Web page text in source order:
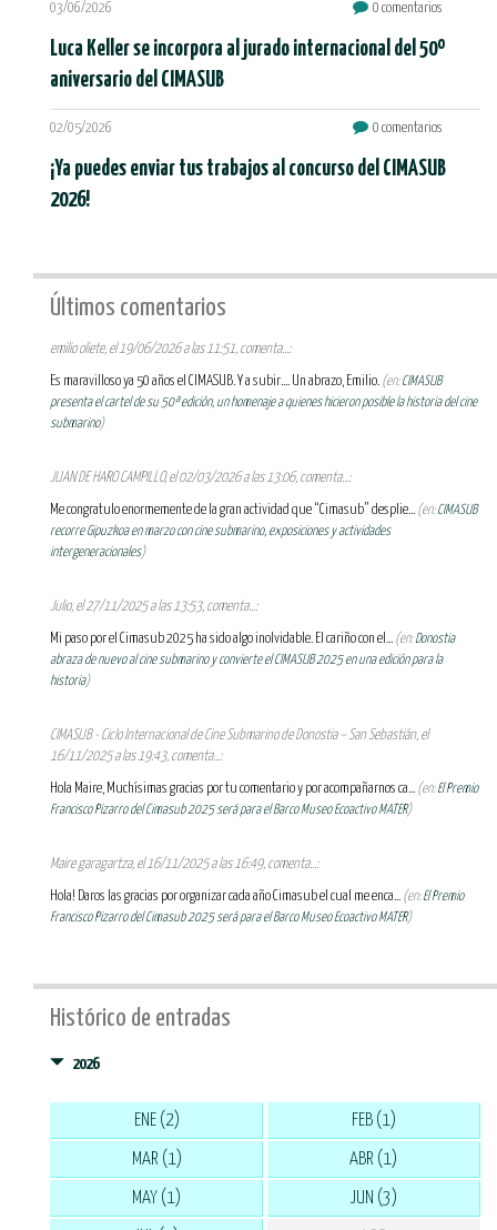
03/06/2026 0 comentarios
Luca Keller se incorpora al jurado internacional del 50º
aniversario del CIMASUB
02/05/2026 0 comentarios
¡Ya puedes enviar tus trabajos al concurso del CIMASUB
2026!
Últimos comentarios
emilio oliete, el 19/06/2026 a las 11:51, comenta...:
Es maravilloso ya 50 años el CIMASUB. Y a subir.... Un abrazo, Emilio. (en:CIMASUB
presenta el cartel de su 50ª edición, un homenaje a quienes hicieron posible la historia del cine
submarino)
JUAN DE HARO CAMPILLO, el 02/03/2026 a las 13:06, comenta...:
Me congratulo enormemente de la gran actividad que “Cimasub” desplie... (en:CIMASUB
recorre Gipuzkoa en marzo con cine submarino, exposiciones y actividades
intergeneracionales)
Julio, el 27/11/2025 a las 13:53, comenta...:
Mi paso por el Cimasub 2025 ha sido algo inolvidable. El cariño con el... (en:Donostia
abraza de nuevo al cine submarino y convierte el CIMASUB 2025 en una edición para la
historia)
CIMASUB - Ciclo Internacional de Cine Submarino de Donostia – San Sebastián, el
16/11/2025 a las 19:43, comenta...:
Hola Maire, Muchísimas gracias por tu comentario y por acompañarnos ca... (en:El Premio
Francisco Pizarro del Cimasub 2025 será para el Barco Museo Ecoactivo MATER)
Maire garagartza, el 16/11/2025 a las 16:49, comenta...:
Hola! Daros las gracias por organizar cada año Cimasub el cual me enca... (en:El Premio
Francisco Pizarro del Cimasub 2025 será para el Barco Museo Ecoactivo MATER)
Histórico de entradas
2026
ENE (2) FEB (1)
MAR (1) ABR (1)
MAY (1) JUN (3)